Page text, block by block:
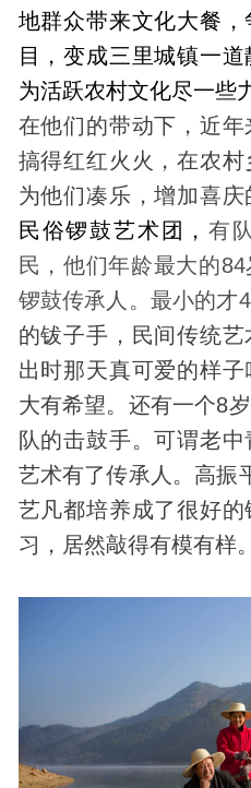
地群众带来文化大餐
目，变成三里城镇一道
为活跃农村文化尽一些
在他们的带动下，近
搞得红红火火，在农
为他们凑乐，增加喜
民俗锣鼓艺术团，有
民，他们年龄最大的
锣鼓传承人。最小的才
的钹子手，民间传统
出时那天真可爱的样
大有希望。还有一个8
队的击鼓手。可谓老
艺术有了传承人。高振
艺凡都培养成了很好
习，居然敲得有模有样。